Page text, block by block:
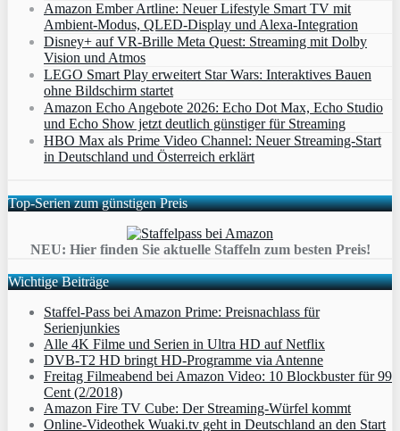
Amazon Ember Artline: Neuer Lifestyle Smart TV mit
Ambient‑Modus, QLED‑Display und Alexa‑Integration
Disney+ auf VR-Brille Meta Quest: Streaming mit Dolby
Vision und Atmos
LEGO Smart Play erweitert Star Wars: Interaktives Bauen
ohne Bildschirm startet
Amazon Echo Angebote 2026: Echo Dot Max, Echo Studio
und Echo Show jetzt deutlich günstiger für Streaming
HBO Max als Prime Video Channel: Neuer Streaming‑Start
in Deutschland und Österreich erklärt
Top-Serien zum günstigen Preis
NEU: Hier finden Sie aktuelle Staffeln zum besten Preis!
Wichtige Beiträge
Staffel-Pass bei Amazon Prime: Preisnachlass für
Serienjunkies
Alle 4K Filme und Serien in Ultra HD auf Netflix
DVB-T2 HD bringt HD-Programme via Antenne
Freitag Filmeabend bei Amazon Video: 10 Blockbuster für 99
Cent (2/2018)
Amazon Fire TV Cube: Der Streaming-Würfel kommt
Online-Videothek Wuaki.tv geht in Deutschland an den Start